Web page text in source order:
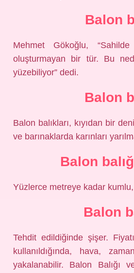
Balon
Mehmet Gökoğlu,
oluşturmayan bir tür. Bu
yüzebiliyor” dedi.
Balon
Balon balıkları, kıyıdan bir
ve barınaklarda karınları
Balon
Yüzlerce metreye kadar
Balon
Tehdit edildiğinde şişer.
kullanıldığında, hava,
yakalanabilir. Balon Balığı